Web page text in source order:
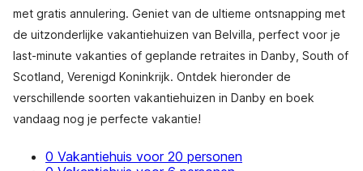
met gratis annulering. Geniet van de ultieme ontsnapping met
de uitzonderlijke vakantiehuizen van Belvilla, perfect voor je
last-minute vakanties of geplande retraites in Danby, South of
Scotland, Verenigd Koninkrijk. Ontdek hieronder de
verschillende soorten vakantiehuizen in Danby en boek
vandaag nog je perfecte vakantie!
0 Vakantiehuis voor 20 personen